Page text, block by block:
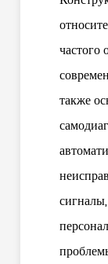
также